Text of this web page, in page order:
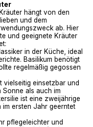
hängt von den
und dem
ab. Hier
und geeignete Kräuter
in der Küche, ideal
Basilikum benötigt
regelmäßig gegossen
vielseitig einsetzbar und
als auch im
ist eine zweijährige
im ersten Jahr geerntet
pflegeleichter und